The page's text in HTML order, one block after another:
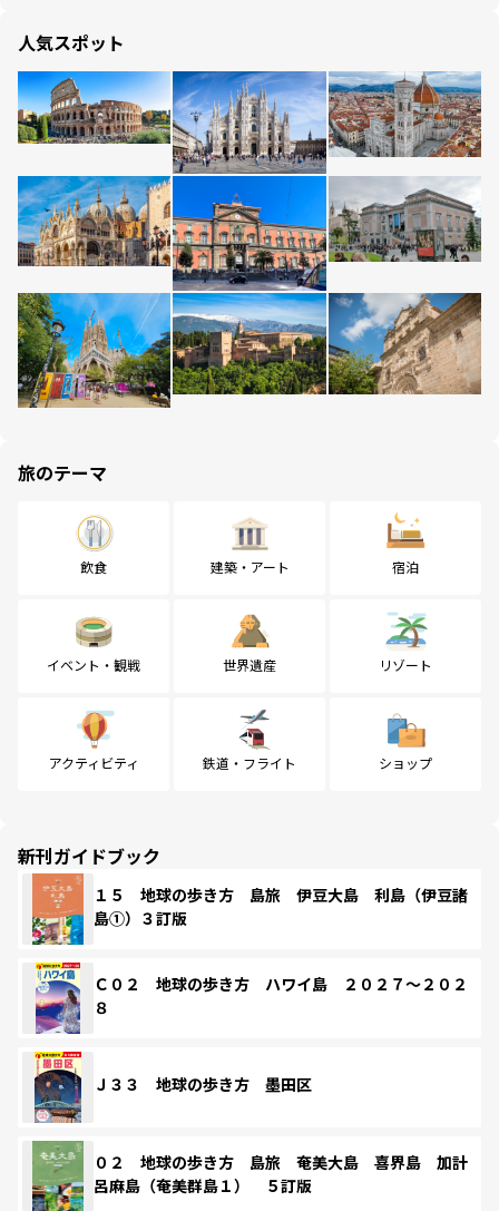
人気スポット
旅のテーマ
飲食 建築・アート 宿泊
イベント・観戦 世界遺産 リゾート
アクティビティ 鉄道・フライト ショップ
新刊ガイドブック
１５ 地球の歩き方 島旅 伊豆大島 利島（伊豆諸
島①）３訂版
Ｃ０２ 地球の歩き方 ハワイ島 ２０２７～２０２
８
Ｊ３３ 地球の歩き方 墨田区
０２ 地球の歩き方 島旅 奄美大島 喜界島 加計
呂麻島（奄美群島１） ５訂版